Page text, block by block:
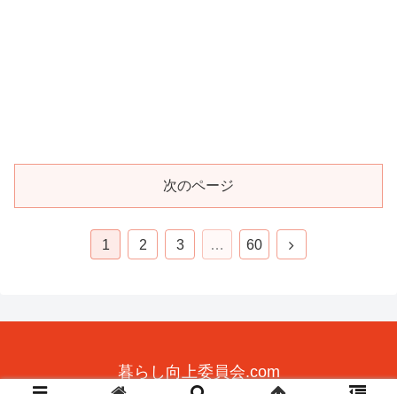
次のページ
1 2 3 … 60
暮らし向上委員会.com